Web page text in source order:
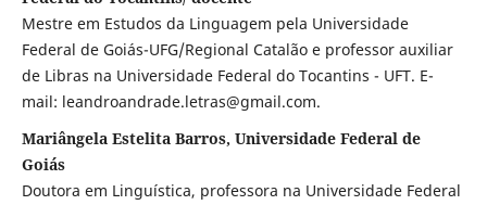
Mestre em Estudos da Linguagem pela Universidade
Federal de Goiás-UFG/Regional Catalão e professor auxiliar
de Libras na Universidade Federal do Tocantins - UFT. E-
mail: leandroandrade.letras@gmail.com.
Mariângela Estelita Barros, Universidade Federal de
Goiás
Doutora em Linguística, professora na Universidade Federal